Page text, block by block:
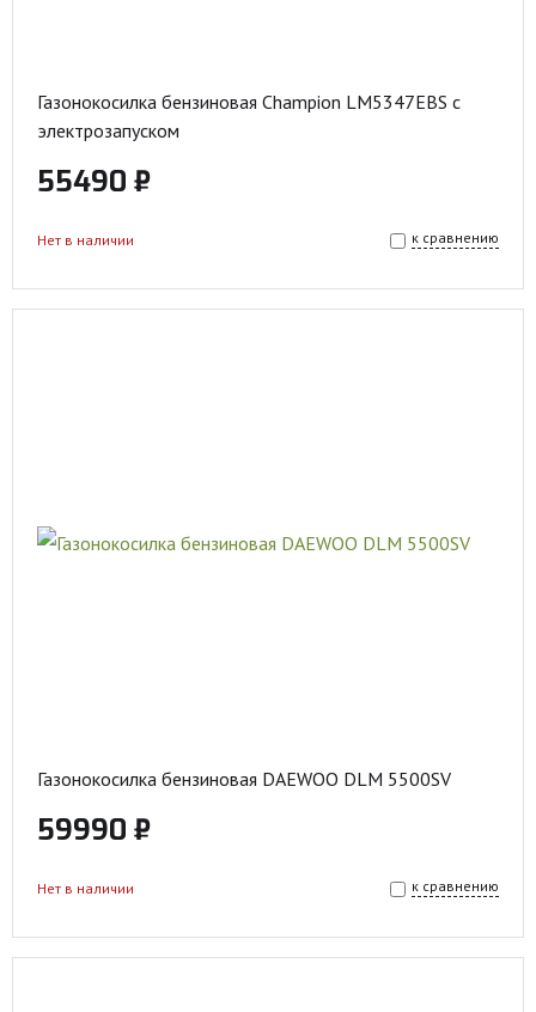
Газонокосилка бензиновая Champion LM5347EBS с
электрозапуском
55490 ₽
к сравнению
Нет в наличии
Газонокосилка бензиновая DAEWOO DLM 5500SV
59990 ₽
к сравнению
Нет в наличии